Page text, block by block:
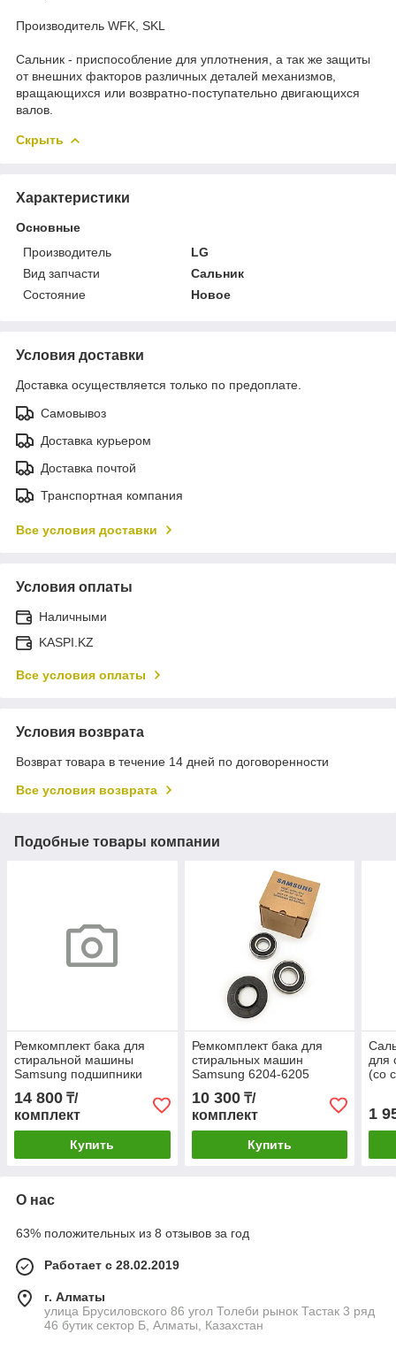
Производитель WFK, SKL
Сальник - приспособление для уплотнения, а так же защиты
от внешних факторов различных деталей механизмов,
вращающихся или возвратно-поступательно двигающихся
валов.
Скрыть
Характеристики
Основные
Производитель
LG
Вид запчасти
Сальник
Состояние
Новое
Условия доставки
Доставка осуществляется только по предоплате.
Самовывоз
Доставка курьером
Доставка почтой
Транспортная компания
Все условия доставки
Условия оплаты
Наличными
KASPI.KZ
Все условия оплаты
Условия возврата
Возврат товара в течение 14 дней по договоренности
Все условия возврата
Подобные товары компании
Ремкомплект бака для
стиральной машины
Samsung подшипники
6206-6207, Сальник
35x75,55x10/12 со
смазкой ОРИГИНАЛ NTN
14 800 ₸/
комплект
Купить
Ремкомплект бака для
стиральных машин
Samsung 6204-6205
Сальник 30x60.55x10/12
со смазкой ОРИГИНАЛ
NTN
10 300₸/
комплект
Купить
для
(со
1
О нас
63% положительных из 8 отзывов за год
Работает с 28.02.2019
г. Алматы
улица Брусиловского 86 угол Толеби рынок Тастак 3 ряд
46 бутик сектор Б, Алматы, Казахстан